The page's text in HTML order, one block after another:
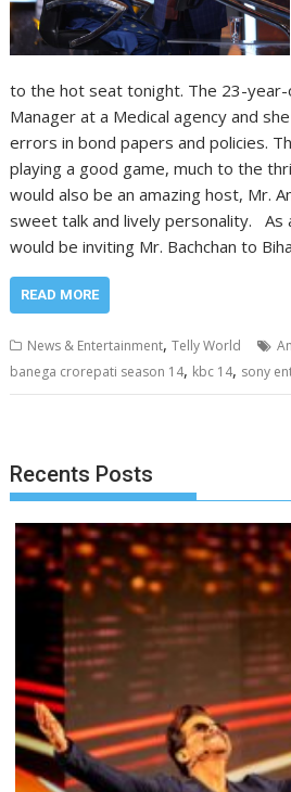
to the hot seat tonight. The 23-year-
Manager at a Medical agency and
errors in bond papers and policies.
playing a good game, much to the
would also be an amazing host, Mr.
sweet talk and lively personality. As
would be inviting Mr. Bachchan to
READ MORE
News & Entertainment,Telly World
banega crorepati season 14, kbc 14, sony
Recents Posts